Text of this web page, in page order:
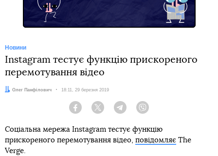
Новини
Instagram тестує функцію прискореного
перемотування відео
Автор:
Олег Панфілович Дата:
18:11, 29 березня 2019
Facebook Twitter Telegram
Соціальна мережа Instagram тестує функцію
прискореного перемотування відео, повідомляє The
Verge.